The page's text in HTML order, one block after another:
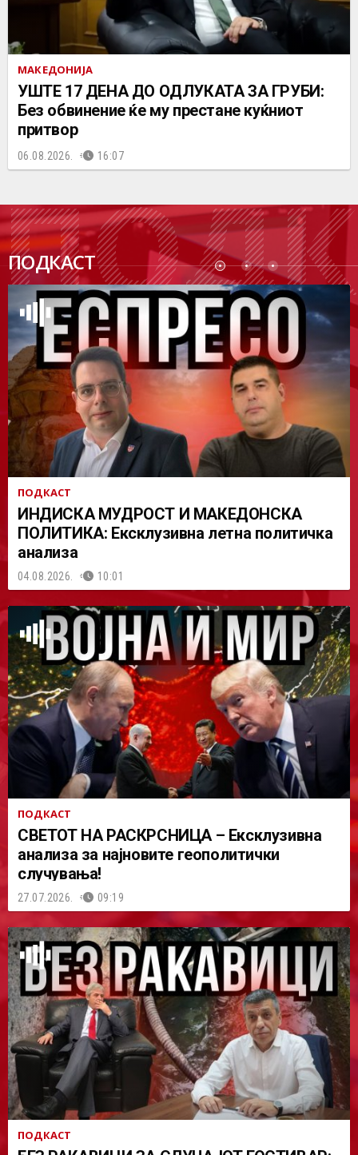
МАКЕДОНИЈА
УШТЕ 17 ДЕНА ДО ОДЛУКАТА ЗА ГРУБИ:
Без обвинение ќе му престане куќниот
притвор
06.08.2026. 16:07
ПОДКАСТ
ПОДК
АСТ
ПОДКАСТ
ИНДИСКА МУДРОСТ И МАКЕДОНСКА
ПОЛИТИКА: Ексклузивна летна политичка
анализа
04.08.2026. 10:01
ПОДКАСТ
СВЕТОТ НА РАСКРСНИЦА – Ексклузивна
анализа за најновите геополитички
случувања!
27.07.2026. 09:19
ПОДКАСТ